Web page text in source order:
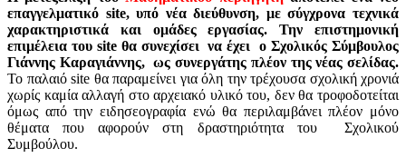
επαγγελματικό site, υπό νέα διεύθυνση, με σύγχρονα τεχνικά
χαρακτηριστικά και ομάδες εργασίας. Την επιστημονική
επιμέλεια του site θα συνεχίσει να έχει ο Σχολικός Σύμβουλος
Γιάννης Καραγιάννης, ως συνεργάτης πλέον της νέας σελίδας.
Το παλαιό site θα παραμείνει για όλη την τρέχουσα σχολική χρονιά
χωρίς καμία αλλαγή στο αρχειακό υλικό του, δεν θα τροφοδοτείται
όμως από την ειδησεογραφία ενώ θα περιλαμβάνει πλέον μόνο
θέματα που αφορούν στη δραστηριότητα του Σχολικού
Συμβούλου.